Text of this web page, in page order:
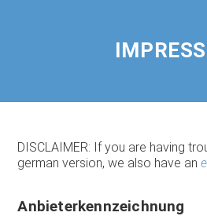
DISCLAIMER: If you are having
german version, we also have an
Anbieterkennzeichnung